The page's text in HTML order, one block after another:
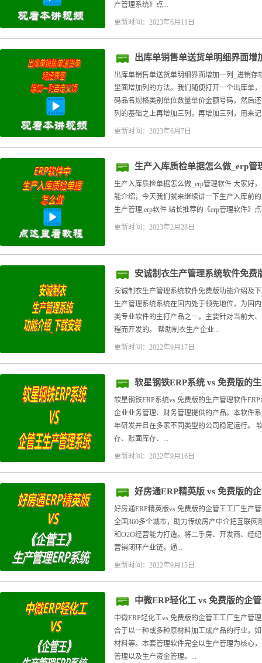
产管理系统》点...
更新时间：2023年6月11日
出库单销售单送货单明细界面增
出库单销售单送货单明细界面增加一列_进销
里面增加列的方法。我们随便打开一个出库单
码品名规格类别单位数量单价金额号码，然后
列的基础之上再增加三列，再增加三列，用来
更新时间：2023年6月7日
生产入库质检单据怎么做_erp管
生产入库质检单据怎么做_erp管理软件 大家好
能介绍，今天我们就来继续讲一下生产入库前
生产管理,erp软件 站长推荐的《erp管理软件》
更新时间：2023年2月28日
安诚制衣生产管理系统软件免费
安诚制衣生产管理系统软件免费版功能介绍及
生产管理系统系统在国内处于领先地位，为国
类专业软件的主打产品之一。主要针对当前大
程而开发的。 帮助制衣生产企业...
更新时间：2022年9月17日
软星钢铁ERP系统 vs 免费版的
软星钢铁ERP系统vs 免费版的生产管理软件
企业业务管理、财务管理提供的产品。本软件
年研发并且在多家不同类型的公司稳定运行。
存、账面库存、...
更新时间：2022年9月16日
好房通ERP精英版 vs 免费版的
好房通ERP精英版vs 免费版的企管王工厂生产
全国360多个城市，助力传统房产中介把互联
和O2O经营能力打造。将二手房、开发商、经
营销闭环产业链，通...
更新时间：2022年9月15日
中微ERP轻化工 vs 免费版的企
中微ERP轻化工vs 免费版的企管王工厂生产管
合于以一种或多种原材料加工成产品的行业，
材料等。本套管理软件完全以生产管理为核心
管理以及生产资金管理。...